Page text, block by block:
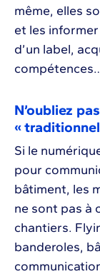
même, elles
et les
d’un label,
N’oubliez
«
Si le
pour
bâtiment, les
ne sont pas à
chantiers.
banderoles,